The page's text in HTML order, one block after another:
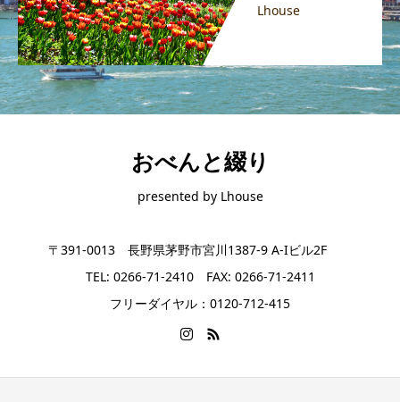
Lhouse
おべんと綴り
presented by Lhouse
〒391-0013 長野県茅野市宮川1387-9 A-Iビル2F
TEL: 0266-71-2410 FAX: 0266-71-2411
フリーダイヤル：0120-712-415